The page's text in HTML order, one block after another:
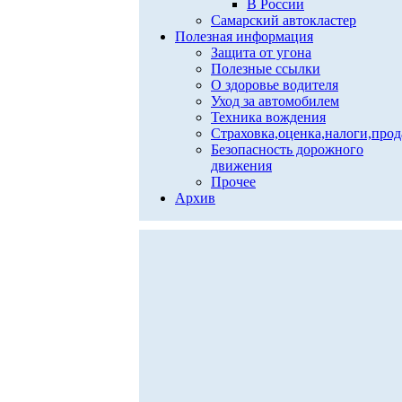
В России
Самарский автокластер
Полезная информация
Защита от угона
Полезные ссылки
О здоровье водителя
Уход за автомобилем
Техника вождения
Безопасность дорожного
движения
Прочее
Архив